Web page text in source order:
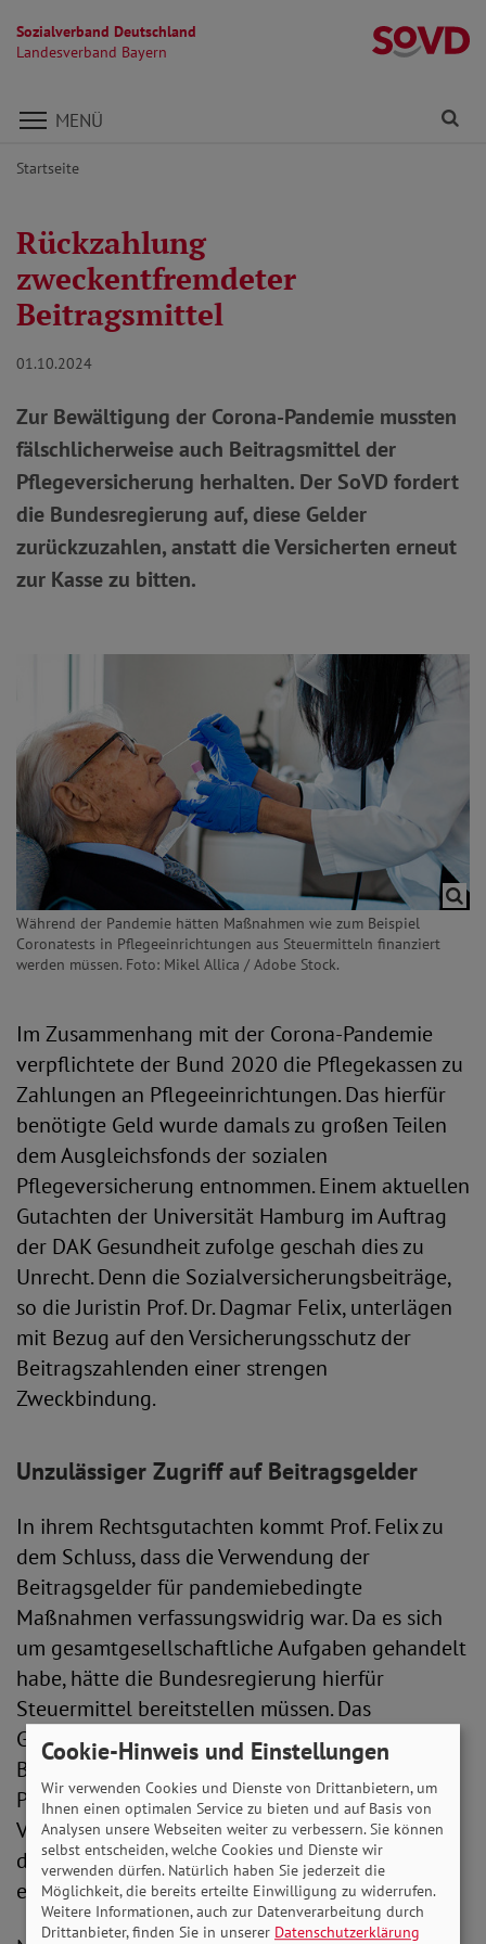
Sozialverband Deutschland
Landesverband Bayern
Direkt zu den Inhalten springen
MENÜ
Startseite
Rückzahlung
zweckentfremdeter
Beitragsmittel
01.10.2024
Zur Bewältigung der Corona-Pandemie mussten
fälschlicherweise auch Beitragsmittel der
Pflegeversicherung herhalten. Der SoVD fordert
die Bundesregierung auf, diese Gelder
zurückzuzahlen, anstatt die Versicherten erneut
zur Kasse zu bitten.
Während der Pandemie hätten Maßnahmen wie zum Beispiel
Coronatests in Pflegeeinrichtungen aus Steuermitteln finanziert
werden müssen. Foto: Mikel Allica / Adobe Stock.
Im Zusammenhang mit der Corona-Pandemie
verpflichtete der Bund 2020 die Pflegekassen zu
Zahlungen an Pflegeeinrichtungen. Das hierfür
benötigte Geld wurde damals zu großen Teilen
dem Ausgleichsfonds der sozialen
Pflegeversicherung entnommen. Einem aktuellen
Gutachten der Universität Hamburg im Auftrag
der DAK Gesundheit zufolge geschah dies zu
Unrecht. Denn die Sozialversicherungsbeiträge,
so die Juristin Prof. Dr. Dagmar Felix, unterlägen
mit Bezug auf den Versicherungsschutz der
Beitragszahlenden einer strengen
Zweckbindung.
Unzulässiger Zugriff auf Beitragsgelder
In ihrem Rechtsgutachten kommt Prof. Felix zu
dem Schluss, dass die Verwendung der
Beitragsgelder für pandemiebedingte
Maßnahmen verfassungswidrig war. Da es sich
um gesamtgesellschaftliche Aufgaben gehandelt
habe, hätte die Bundesregierung hierfür
Steuermittel bereitstellen müssen. Das
Gutachten der Uni Hamburg nennt hierfür auch
Beispiele. Konkret hätten etwa, die Tests in
Pflegeheimen verhindern sollen, dass sich das
Virus weiter in der Gesellschaft ausbreitet – um
das spezielle Risiko der Pflegebedürftigkeit sei
es dabei jedoch nicht gegangen.
Cookie-Hinweis und Einstellungen
Wir verwenden Cookies und Dienste von Drittanbietern, um
Ihnen einen optimalen Service zu bieten und auf Basis von
Analysen unsere Webseiten weiter zu verbessern. Sie können
selbst entscheiden, welche Cookies und Dienste wir
verwenden dürfen. Natürlich haben Sie jederzeit die
Möglichkeit, die bereits erteilte Einwilligung zu widerrufen.
Weitere Informationen, auch zur Datenverarbeitung durch
Drittanbieter, finden Sie in unserer Datenschutzerklärung